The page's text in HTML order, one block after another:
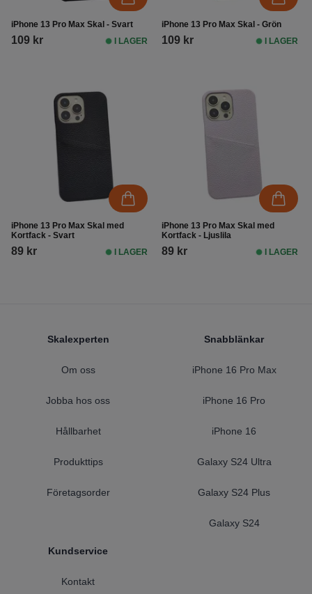
iPhone 13 Pro Max Skal - Svart
109 kr I LAGER
iPhone 13 Pro Max Skal - Grön
109 kr I LAGER
iPhone 13 Pro Max Skal med
Kortfack - Svart
89 kr I LAGER
iPhone 13 Pro Max Skal med
Kortfack - Ljuslila
89 kr I LAGER
Skalexperten
Om oss
Jobba hos oss
Hållbarhet
Produkttips
Företagsorder
Kundservice
Kontakt
Snabblänkar
iPhone 16 Pro Max
iPhone 16 Pro
iPhone 16
Galaxy S24 Ultra
Galaxy S24 Plus
Galaxy S24